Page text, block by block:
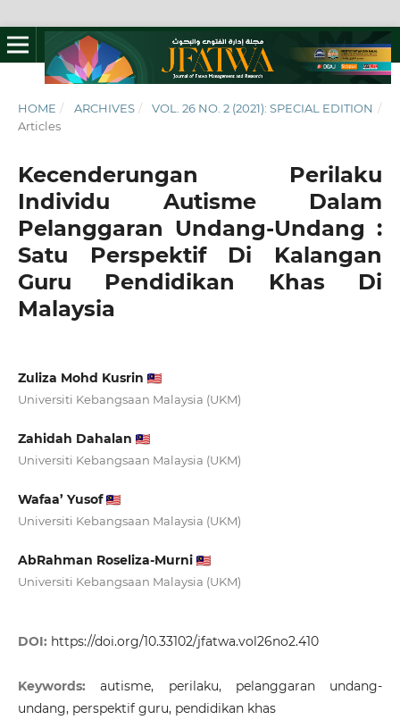
HOME / ARCHIVES / VOL. 26 NO. 2 (2021): SPECIAL EDITION /
Articles
Kecenderungan Perilaku
Individu Autisme Dalam
Pelanggaran Undang-Undang :
Satu Perspektif Di Kalangan
Guru Pendidikan Khas Di
Malaysia
Zuliza Mohd Kusrin
Universiti Kebangsaan Malaysia (UKM)
Zahidah Dahalan
Universiti Kebangsaan Malaysia (UKM)
Wafaa’ Yusof
Universiti Kebangsaan Malaysia (UKM)
AbRahman Roseliza-Murni
Universiti Kebangsaan Malaysia (UKM)
DOI: https://doi.org/10.33102/jfatwa.vol26no2.410
Keywords:autisme, perilaku, pelanggaran undang-
undang, perspektif guru, pendidikan khas